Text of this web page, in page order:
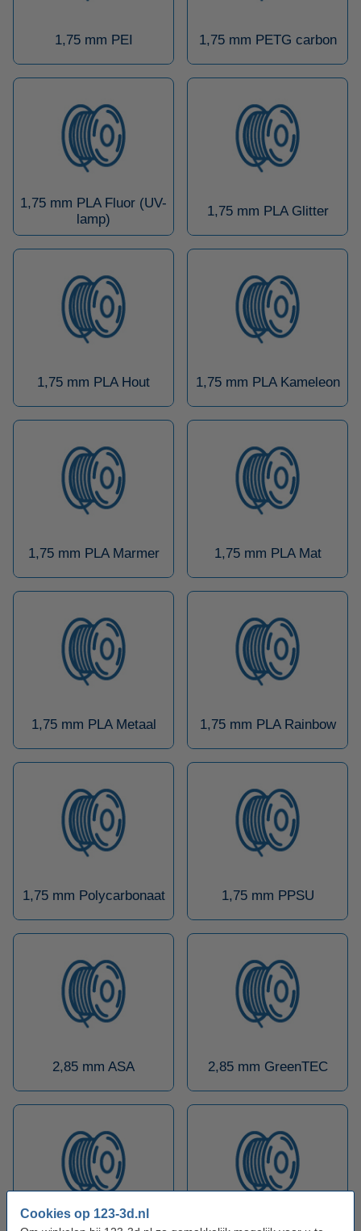
Cookies op 123-3d.nl
1,75 mm PEI 1,75 mm PETG carbon
1,75 mm PLA Fluor (UV-
lamp)
1,75 mm PLA Glitter
1,75 mm PLA Hout 1,75 mm PLA Kameleon
1,75 mm PLA Marmer 1,75 mm PLA Mat
1,75 mm PLA Metaal 1,75 mm PLA Rainbow
1,75 mm Polycarbonaat 1,75 mm PPSU
2,85 mm ASA 2,85 mm GreenTEC